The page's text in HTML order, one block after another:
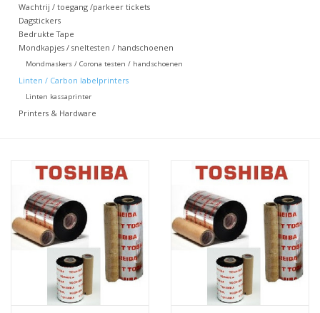
Wachtrij / toegang /parkeer tickets
Dagstickers
Bedrukte Tape
Mondkapjes / sneltesten / handschoenen
Mondmaskers / Corona testen / handschoenen
Linten / Carbon labelprinters
Linten kassaprinter
Printers & Hardware